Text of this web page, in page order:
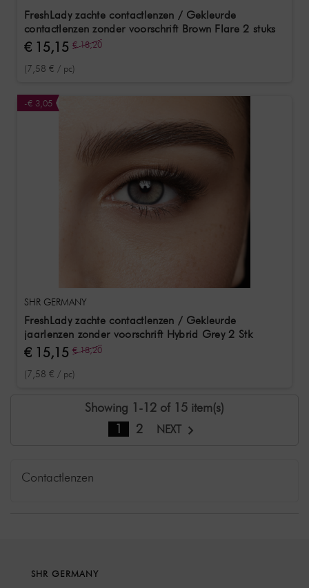
FreshLady zachte contactlenzen / Gekleurde
contactlenzen zonder voorschrift Brown Flare 2 stuks
€ 15,15 € 18,20
(7,58 € / pc)
-€ 3,05
SHR GERMANY
FreshLady zachte contactlenzen / Gekleurde
jaarlenzen zonder voorschrift Hybrid Grey 2 Stk
€ 15,15 € 18,20
(7,58 € / pc)
Showing 1-12 of 15 item(s)
1
2 NEXT
Contactlenzen
SHR GERMANY